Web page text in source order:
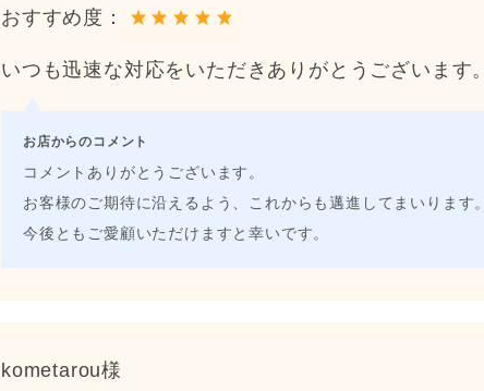
おすすめ度：
いつも迅速な対応をいただきありがとうございます。
お店からのコメント
コメントありがとうございます。
お客様のご期待に沿えるよう、これからも邁進してまいります。
今後ともご愛顧いただけますと幸いです。
kometarou様